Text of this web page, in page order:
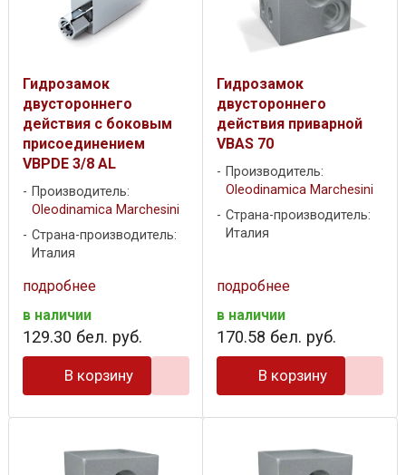
Гидрозамок
двустороннего
действия с боковым
присоединением
VBPDE 3/8 AL
Производитель:
Oleodinamica Marchesini
Страна-производитель:
Италия
подробнее
в наличии
129.30 бел. руб.
В корзину
Гидрозамок
двустороннего
действия приварной
VBAS 70
Производитель:
Oleodinamica Marchesini
Страна-производитель:
Италия
подробнее
в наличии
170.58 бел. руб.
В корзину